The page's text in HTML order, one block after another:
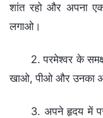
शांत रहो और अपना
लगाओ।
2. परमेश्वर के
खाओ, पीओ और उनका
3. अपने हृदय में